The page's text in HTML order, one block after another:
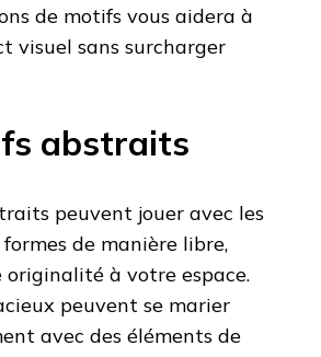
de motifs vous aidera à
visuel sans surcharger
abstraits
peuvent jouer avec les
de manière libre,
à votre espace.
peuvent se marier
avec des éléments de